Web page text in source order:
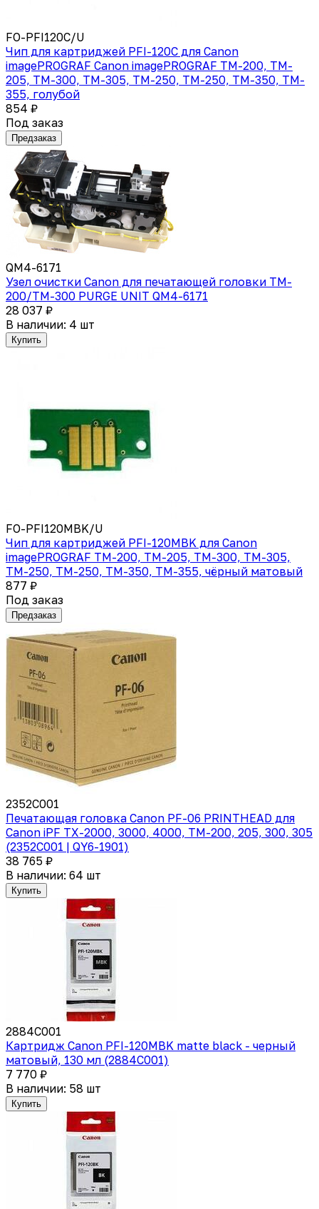
FO-PFI120C/U
Чип для картриджей PFI-120C для Canon
imagePROGRAF Canon imagePROGRAF TM-200, TM-
205, TM-300, TM-305, TM-250, TM-250, TM-350, TM-
355, голубой
854 ₽
Под заказ
Предзаказ
QM4-6171
Узел очистки Canon для печатающей головки TM-
200/TM-300 PURGE UNIT QM4-6171
28 037 ₽
В наличии: 4 шт
Купить
FO-PFI120MBK/U
Чип для картриджей PFI-120MBK для Canon
imagePROGRAF TM-200, TM-205, TM-300, TM-305,
TM-250, TM-250, TM-350, TM-355, чёрный матовый
877 ₽
Под заказ
Предзаказ
2352C001
Печатающая головка Canon PF-06 PRINTHEAD для
Canon iPF TX-2000, 3000, 4000, TM-200, 205, 300, 305
(2352C001 | QY6-1901)
38 765 ₽
В наличии: 64 шт
Купить
2884C001
Картридж Canon PFI-120MBK matte black - черный
матовый, 130 мл (2884C001)
7 770 ₽
В наличии: 58 шт
Купить